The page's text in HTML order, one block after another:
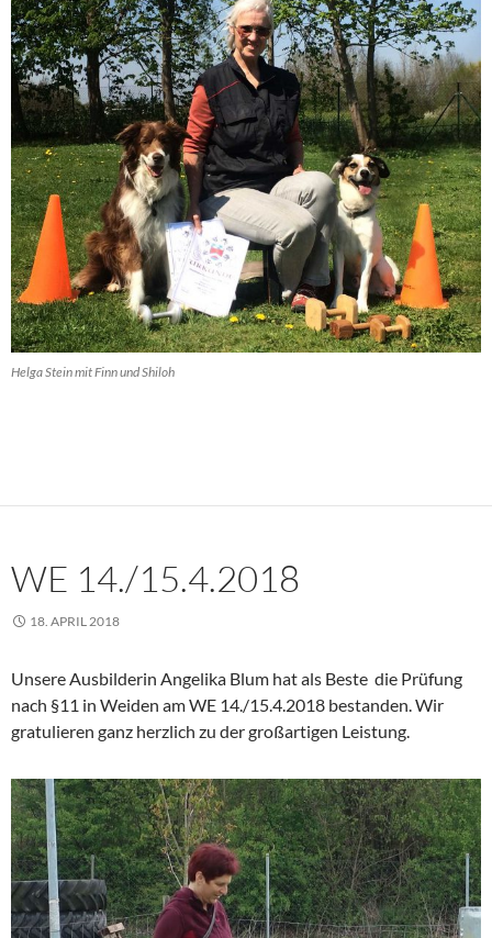
Helga Stein mit Finn und Shiloh
WE 14./15.4.2018
18. APRIL 2018
Unsere Ausbilderin Angelika Blum hat als Beste die Prüfung
nach §11 in Weiden am WE 14./15.4.2018 bestanden. Wir
gratulieren ganz herzlich zu der großartigen Leistung.